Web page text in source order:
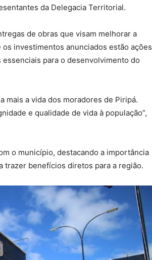
da Delegacia Territorial.
de obras que visam melhorar a
investimentos anunciados estão ações
para o desenvolvimento do
mais a vida dos moradores de Piripá.
e qualidade de vida à população”,
o município, destacando a importância
trazer benefícios diretos para a região.